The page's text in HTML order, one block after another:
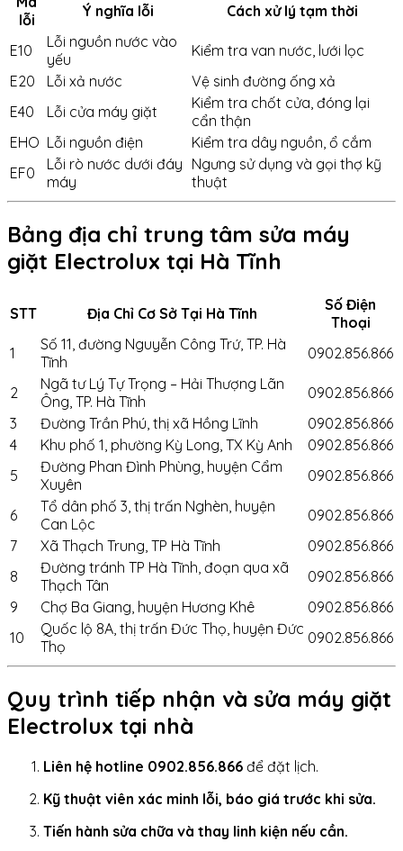
lỗi
Ý nghĩa lỗi Cách xử lý tạm thời
E10
Lỗi nguồn nước vào
yếu
Kiểm tra van nước, lưới lọc
E20
Lỗi xả nước
Vệ sinh đường ống xả
E40
Lỗi cửa máy giặt
Kiểm tra chốt cửa, đóng lại
cẩn thận
EHO Lỗi nguồn điện
Kiểm tra dây nguồn, ổ cắm
EF0
Lỗi rò nước dưới đáy
máy
Ngưng sử dụng và gọi thợ kỹ
thuật
Bảng địa chỉ trung tâm sửa máy
giặt Electrolux tại Hà Tĩnh
STT Địa Chỉ Cơ Sở Tại Hà Tĩnh
Số Điện
Thoại
1
Số 11, đường Nguyễn Công Trứ, TP. Hà
Tĩnh
0902.856.866
2
Ngã tư Lý Tự Trọng – Hải Thượng Lãn
Ông, TP. Hà Tĩnh
0902.856.866
3
Đường Trần Phú, thị xã Hồng Lĩnh
0902.856.866
4
Khu phố 1, phường Kỳ Long, TX Kỳ Anh
0902.856.866
5
Đường Phan Đình Phùng, huyện Cẩm
Xuyên
0902.856.866
6
Tổ dân phố 3, thị trấn Nghèn, huyện
Can Lộc
0902.856.866
7
Xã Thạch Trung, TP Hà Tĩnh
0902.856.866
8
Đường tránh TP Hà Tĩnh, đoạn qua xã
Thạch Tân
0902.856.866
9
Chợ Ba Giang, huyện Hương Khê
0902.856.866
10
Quốc lộ 8A, thị trấn Đức Thọ, huyện Đức
Thọ
0902.856.866
Quy trình tiếp nhận và sửa máy giặt
Electrolux tại nhà
Liên hệ hotline 0902.856.866 để đặt lịch.
Kỹ thuật viên xác minh lỗi, báo giá trước khi sửa.
Tiến hành sửa chữa và thay linh kiện nếu cần.